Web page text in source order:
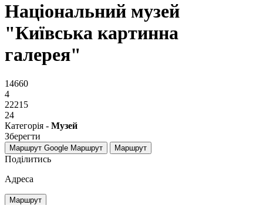
Національний музей
"Київська картинна
галерея"
14660
4
22215
24
Категорія - Музей
Зберегти
Маршрут Google Маршрут Маршрут
Поділитись
Адреса
Маршрут